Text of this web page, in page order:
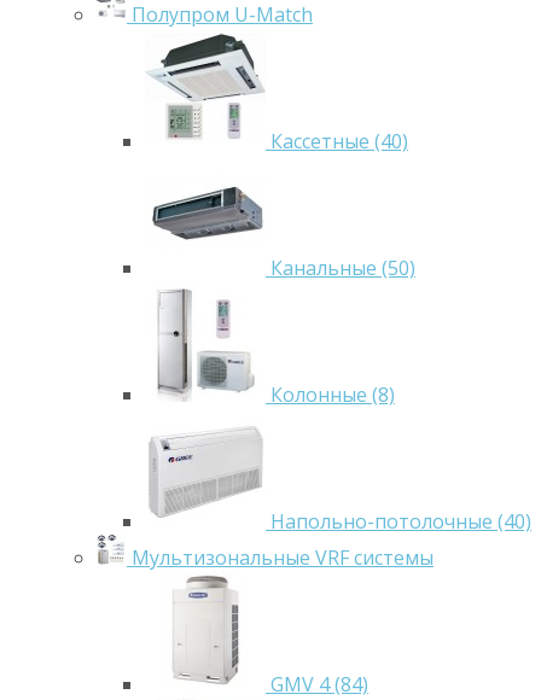
Полупром U-Match
Кассетные (40)
Канальные (50)
Колонные (8)
Напольно-потолочные (40)
Мультизональные VRF системы
GMV 4 (84)